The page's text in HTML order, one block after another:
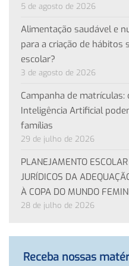
5 de agosto de 2026
Alimentação saudável e
para a criação de hábitos
escolar?
3 de agosto de 2026
Campanha de
Inteligência Artificial
famílias
29 de julho de 2026
PLANEJAMENTO
JURÍDICOS DA
À COPA DO MUNDO
28 de julho de 2026
Receba nossas